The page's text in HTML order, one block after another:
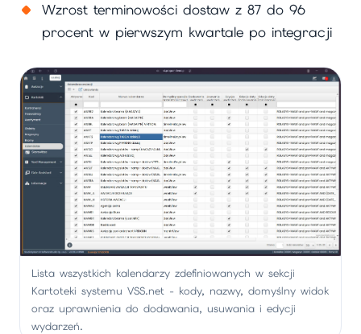
Wzrost terminowości dostaw z 87 do 96
procent w pierwszym kwartale po integracji
Lista wszystkich kalendarzy zdefiniowanych w sekcji
Kartoteki systemu VSS.net - kody, nazwy, domyślny widok
oraz uprawnienia do dodawania, usuwania i edycji
wydarzeń.